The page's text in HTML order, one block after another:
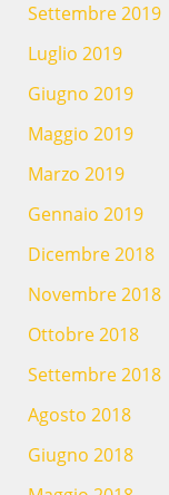
Settembre 2019
Luglio 2019
Giugno 2019
Maggio 2019
Marzo 2019
Gennaio 2019
Dicembre 2018
Novembre 2018
Ottobre 2018
Settembre 2018
Agosto 2018
Giugno 2018